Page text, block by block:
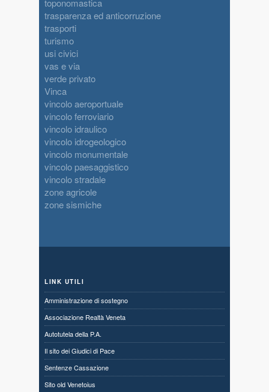
toponomastica
trasparenza ed anticorruzione
trasporti
turismo
usi civici
vas e via
verde privato
Vinca
vincolo aeroportuale
vincolo ferroviario
vincolo idraulico
vincolo idrogeologico
vincolo monumentale
vincolo paesaggistico
vincolo stradale
zone agricole
zone sismiche
LINK UTILI
Amministrazione di sostegno
Associazione Realtà Veneta
Autotutela della P.A.
Il sito dei Giudici di Pace
Sentenze Cassazione
Sito old Venetoius